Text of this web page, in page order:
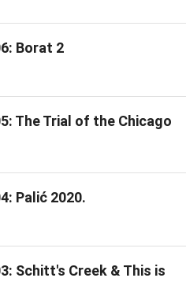
Borat 2
The Trial of the Chicago
Palić 2020.
Schitt's Creek & This is